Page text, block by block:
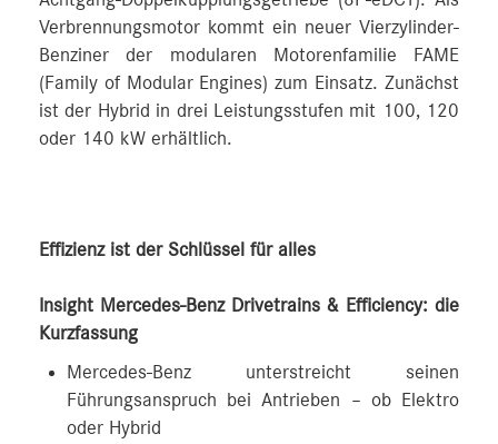
Verbrennungsmotor kommt ein neuer Vierzylinder-
Benziner der modularen Motorenfamilie FAME
(Family of Modular Engines) zum Einsatz. Zunächst
ist der Hybrid in drei Leistungsstufen mit 100, 120
oder 140 kW erhältlich.
Effizienz ist der Schlüssel für alles
Insight Mercedes-Benz Drivetrains & Efficiency: die
Kurzfassung
Mercedes-Benz unterstreicht seinen
Führungsanspruch bei Antrieben – ob Elektro
oder Hybrid